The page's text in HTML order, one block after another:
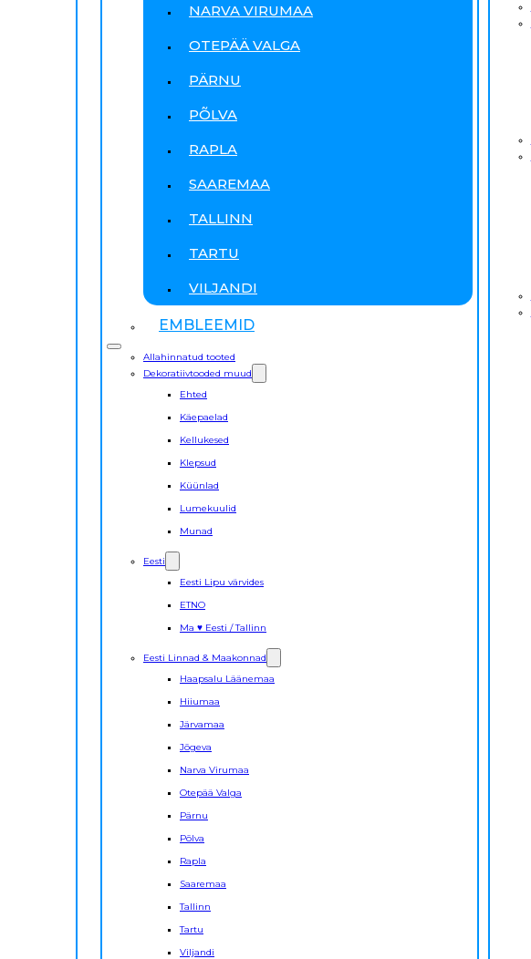
NARVA VIRUMAA
OTEPÄÄ VALGA
PÄRNU
PÕLVA
RAPLA
SAAREMAA
TALLINN
TARTU
VILJANDI
EMBLEEMID
Allahinnatud tooted
Dekoratiivtooded muud
Ehted
Käepaelad
Kellukesed
Klepsud
Küünlad
Lumekuulid
Munad
Eesti
Eesti Lipu värvides
ETNO
Ma ♥ Eesti / Tallinn
Eesti Linnad & Maakonnad
Haapsalu Läänemaa
Hiiumaa
Järvamaa
Jõgeva
Narva Virumaa
Otepää Valga
Pärnu
Põlva
Rapla
Saaremaa
Tallinn
Tartu
Viljandi